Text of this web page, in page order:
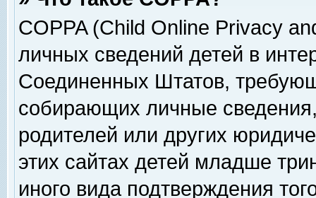
COPPA (Child Online Privacy
личных сведений детей в
Соединенных Штатов,
собирающих личные
родителей или других
этих сайтах детей младше
иного вида подтверждения